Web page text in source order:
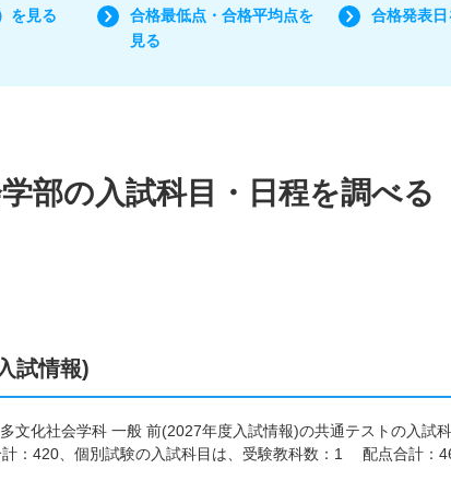
を見る
合格最低点・合格平均点を
見る
合格発表日
部の入試科目・日程を調べる
試情報)
文化社会学科 一般 前(2027年度入試情報)の共通テストの入
：420、個別試験の入試科目は、受験教科数：1 配点合計：